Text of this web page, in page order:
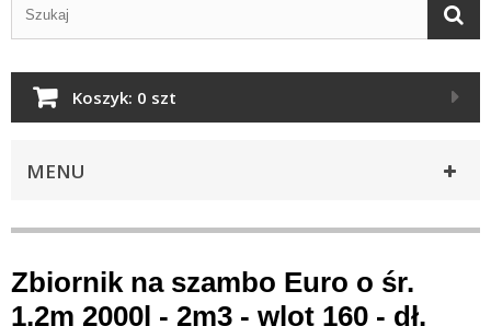
Koszyk: 0 szt
MENU
Zbiornik na szambo Euro o śr.
1,2m 2000l - 2m3 - wlot 160 - dł.